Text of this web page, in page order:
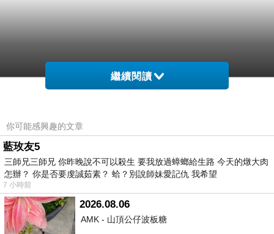
繼續閱讀
你可能感興趣的文章
藍玫友5
三師兄三師兄 你昨晚說不可以殺生 要我放過蟑螂給生路 今天的燉大肉
怎辦？ 你是否要虔誠茹素？ 蛤？別說師妹愛記仇 我希望
7 小時前
2026.08.06
AMK - 山頂公仔波板糖